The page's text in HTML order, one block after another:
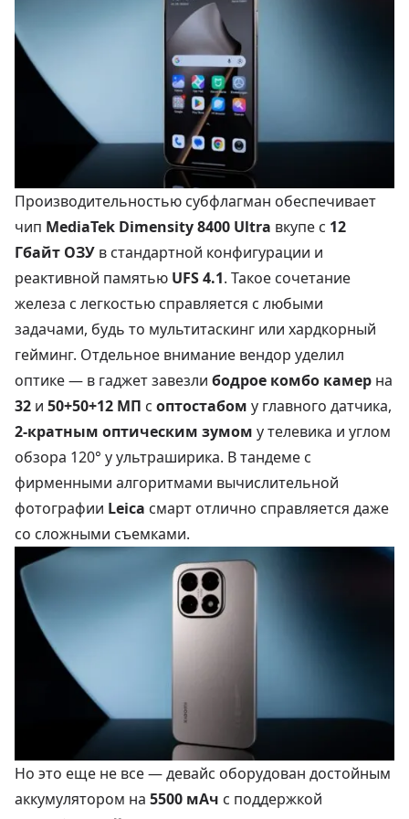
Производительностью субфлагман обеспечивает
чип MediaTek Dimensity 8400 Ultra вкупе с 12
Гбайт ОЗУ в стандартной конфигурации и
реактивной памятью UFS 4.1. Такое сочетание
железа с легкостью справляется с любыми
задачами, будь то мультитаскинг или хардкорный
гейминг. Отдельное внимание вендор уделил
оптике — в гаджет завезли бодрое комбо камер на
32 и 50+50+12 МП с оптостабом у главного датчика,
2-кратным оптическим зумом у телевика и углом
обзора 120° у ультраширика. В тандеме с
фирменными алгоритмами вычислительной
фотографии Leica смарт отлично справляется даже
со сложными съемками.
Но это еще не все — девайс оборудован достойным
аккумулятором на 5500 мАч с поддержкой